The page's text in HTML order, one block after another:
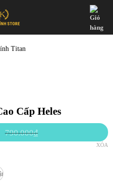
Titan
Cấp Heles
790.000₫
XÓA